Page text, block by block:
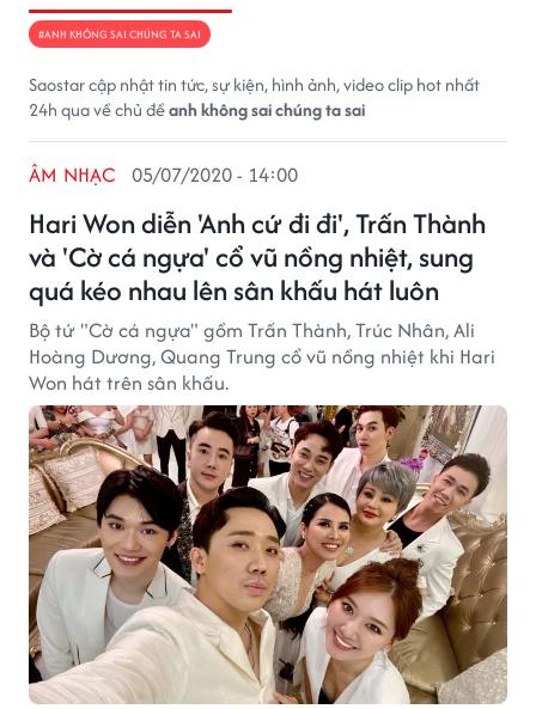
#ANH KHÔNG SAI CHÚNG TA SAI
Saostar cập nhật tin tức, sự kiện, hình ảnh, video clip hot nhất
24h qua về chủ đềanh không sai chúng ta sai
Hari Won diễn 'Anh cứ đi đi', Trấn Thành
và 'Cờ cá ngựa' cổ vũ nồng nhiệt, sung
quá kéo nhau lên sân khấu hát luôn
ÂM NHẠC 05/07/2020 - 14:00
Bộ tứ "Cờ cá ngựa" gồm Trấn Thành, Trúc Nhân, Ali
Hoàng Dương, Quang Trung cổ vũ nồng nhiệt khi Hari
Won hát trên sân khấu.